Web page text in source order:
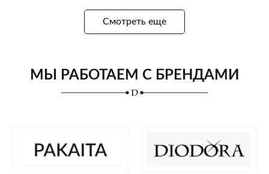
Смотреть еще
МЫ РАБОТАЕМ С БРЕНДАМИ